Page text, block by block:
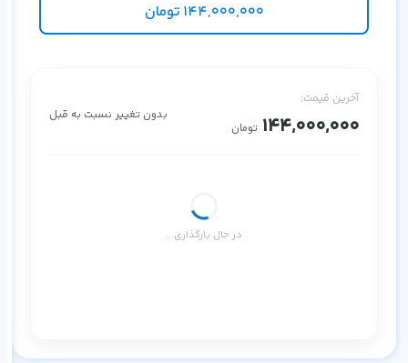
144,000,000 تومان
آخرین قیمت:
144,000,000 تومان
بدون تغییر نسبت به قبل
در حال بارگذاری...